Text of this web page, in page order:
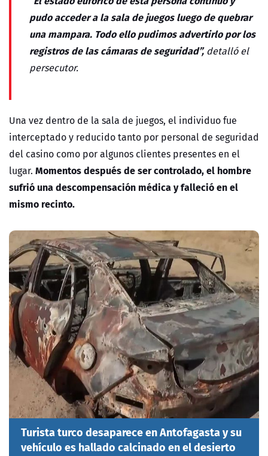
pudo acceder a la sala de juegos luego de quebrar
una mampara. Todo ello pudimos advertirlo por los
registros de las cámaras de seguridad”,detalló el
persecutor.
Una vez dentro de la sala de juegos, el individuo fue
interceptado y reducido tanto por personal de seguridad
del casino como por algunos clientes presentes en el
lugar. Momentos después de ser controlado, el hombre
sufrió una descompensación médica y falleció en el
mismo recinto.
Turista turco desaparece en Antofagasta y su
vehículo es hallado calcinado en el desierto